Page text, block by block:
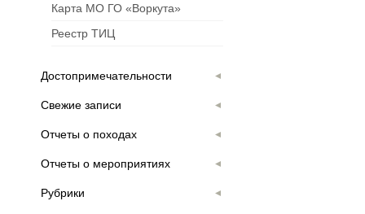
Карта МО ГО «Воркута»
Реестр ТИЦ
Достопримечательности
Свежие записи
Отчеты о походах
Отчеты о мероприятиях
Рубрики